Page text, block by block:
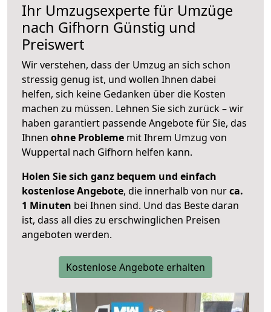
Ihr Umzugsexperte für Umzüge
nach Gifhorn Günstig und
Preiswert
Wir verstehen, dass der Umzug an sich schon
stressig genug ist, und wollen Ihnen dabei
helfen, sich keine Gedanken über die Kosten
machen zu müssen. Lehnen Sie sich zurück – wir
haben garantiert passende Angebote für Sie, das
Ihnen ohne Probleme mit Ihrem Umzug von
Wuppertal nach Gifhorn helfen kann.
Holen Sie sich ganz bequem und einfach
kostenlose Angebote, die innerhalb von nurca.
1 Minuten bei Ihnen sind. Und das Beste daran
ist, dass all dies zu erschwinglichen Preisen
angeboten werden.
Kostenlose Angebote erhalten